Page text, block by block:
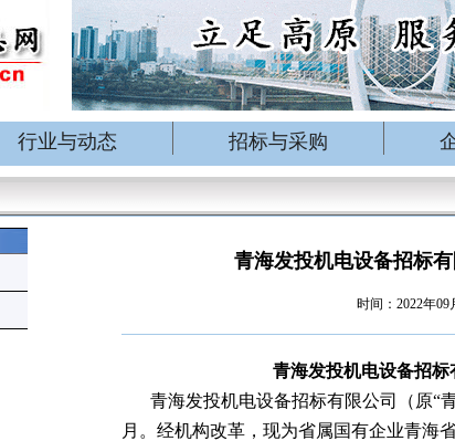
行业与动态 招标与采购
青海发投机电设备招标
时间：2022年09
青海发投机电设备招标
青海发投机电设备招标有限公司（原“
月。经机构改革，现为省属国有企业青海